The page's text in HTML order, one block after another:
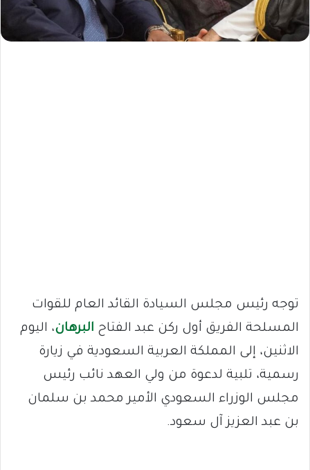
توجه رئيس مجلس السيادة القائد العام للقوات
المسلحة الفريق أول ركن عبد الفتاح البرهان، اليوم
الاثنين، إلى المملكة العربية السعودية في زيارة
رسمية، تلبية لدعوة من ولي العهد نائب رئيس
مجلس الوزراء السعودي الأمير محمد بن سلمان
بن عبد العزيز آل سعود.